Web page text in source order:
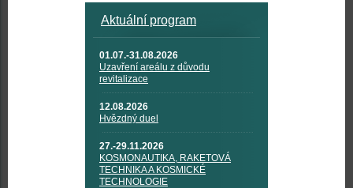
Aktuální program
01.07.-31.08.2026
Uzavření areálu z důvodu
revitalizace
12.08.2026
Hvězdný duel
27.-29.11.2026
KOSMONAUTIKA, RAKETOVÁ
TECHNIKA A KOSMICKÉ
TECHNOLOGIE